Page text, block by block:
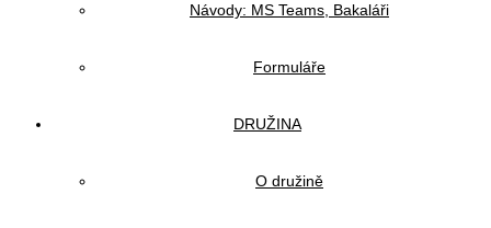
Návody: MS Teams, Bakaláři
Formuláře
DRUŽINA
O družině